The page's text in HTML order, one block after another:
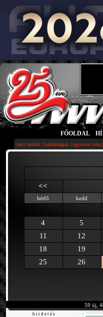
FŐOLDAL
havi bontás | bajnokságok | egysoros lista |
<<
hétfő kedd
4
5
11
12
18
19
25
26
59 új,
h i r d e t é s